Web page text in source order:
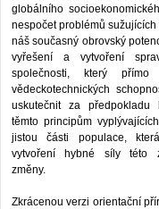
globálního
nespočet problémů
náš současný obrovský
vyřešení a vytvoření
společnosti, který
vědeckotechnických
uskutečnit za předpokladu
těmto principům
jistou části populace,
vytvoření hybné síly této
změny.
Zkrácenou verzi orientační